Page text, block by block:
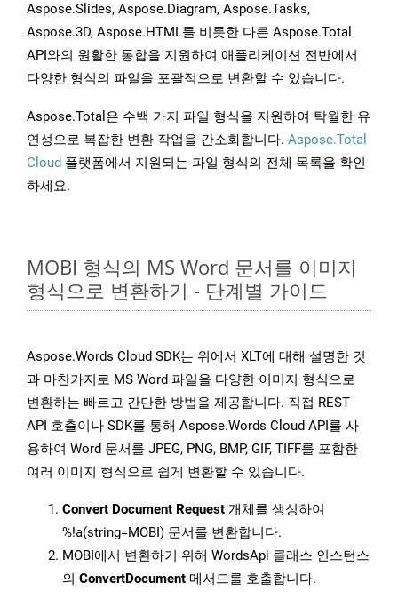
Aspose.Slides, Aspose.Diagram, Aspose.Tasks,
Aspose.3D, Aspose.HTML를 비롯한 다른 Aspose.Total
API와의 원활한 통합을 지원하여 애플리케이션 전반에서
다양한 형식의 파일을 포괄적으로 변환할 수 있습니다.
Aspose.Total은 수백 가지 파일 형식을 지원하여 탁월한 유
연성으로 복잡한 변환 작업을 간소화합니다. Aspose.Total
Cloud 플랫폼에서 지원되는 파일 형식의 전체 목록을 확인
하세요.
MOBI 형식의 MS Word 문서를 이미지
형식으로 변환하기 - 단계별 가이드
Aspose.Words Cloud SDK는 위에서 XLT에 대해 설명한 것
과 마찬가지로 MS Word 파일을 다양한 이미지 형식으로
변환하는 빠르고 간단한 방법을 제공합니다. 직접 REST
API 호출이나 SDK를 통해 Aspose.Words Cloud API를 사
용하여 Word 문서를 JPEG, PNG, BMP, GIF, TIFF를 포함한
여러 이미지 형식으로 쉽게 변환할 수 있습니다.
Convert Document Request 개체를 생성하여
%!a(string=MOBI) 문서를 변환합니다.
MOBI에서 변환하기 위해 WordsApi 클래스 인스턴스
의 ConvertDocument 메서드를 호출합니다.